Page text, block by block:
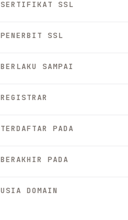
SERTIFIKAT SSL
PENERBIT SSL
BERLAKU SAMPAI
REGISTRAR
TERDAFTAR PADA
BERAKHIR PADA
USIA DOMAIN